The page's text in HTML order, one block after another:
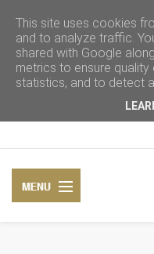
This site uses cookies
and to analyze traffic.
shared with Google
metrics to ensure
statistics, and to detect